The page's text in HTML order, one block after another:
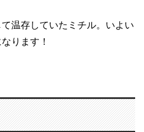
温存していたミチル。いよい
ります！